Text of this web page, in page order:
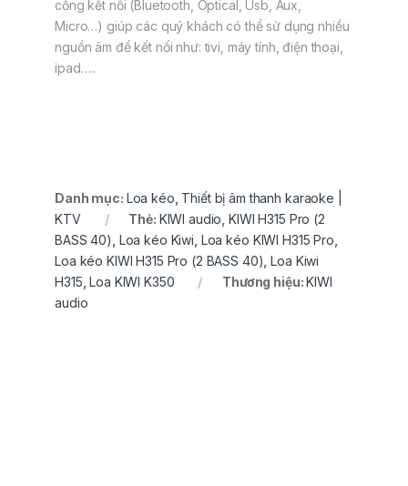
cổng kết nối (Bluetooth, Optical, Usb, Aux,
Micro…) giúp các quý khách có thể sử dụng nhiều
nguồn âm để kết nối như: tivi, máy tính, điện thoại,
ipad…..
Danh mục: Loa kéo Thiết bị âm thanh karaoke |
KTV
Thẻ: KIWI audio ,KIWI H315 Pro (2
BASS 40) Loa kéo Kiwi Loa kéo KIWI H315 Pro
Loa kéo KIWI H315 Pro (2 BASS 40) ,Loa Kiwi
H315 ,Loa KIWI K350 Thương hiệu:KIWI
audio